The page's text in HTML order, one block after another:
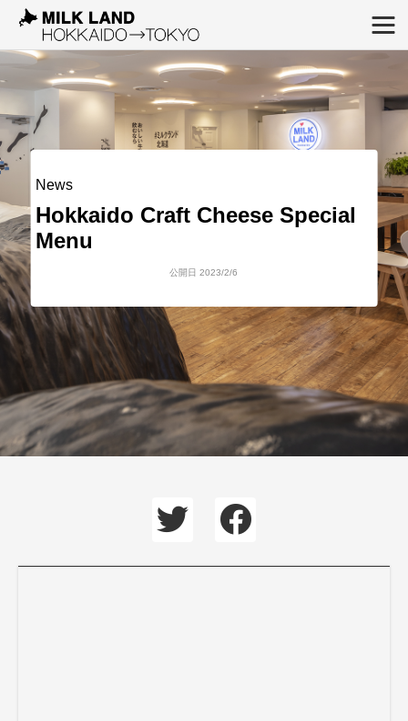
News
Hokkaido Craft Cheese Special
Menu
公開日 2023/2/6